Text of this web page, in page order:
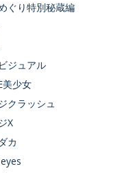
ぐり特別秘蔵編
ジュアル
美少女
クラッシュ
X
カ